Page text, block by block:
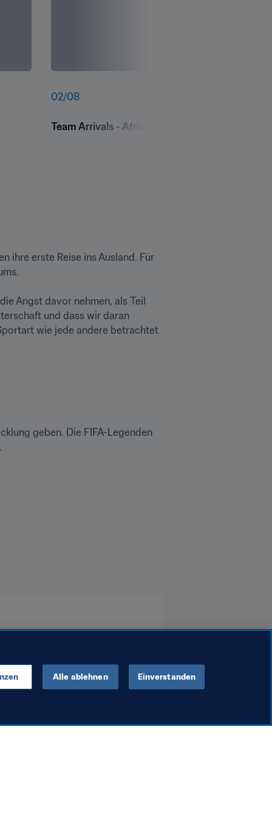
02/08
Team Arrivals - African School Champions
ihre erste Reise ins Ausland. Für
Angst davor nehmen, als Teil
und dass wir daran
wie jede andere betrachtet
geben. Die FIFA-Legenden
Alle ablehnen Einverstanden